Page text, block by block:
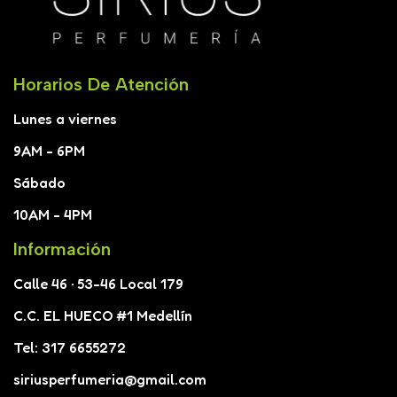
Horarios De Atención
Lunes a viernes
9AM - 6PM
Sábado
10AM - 4PM
Información
Calle 46 · 53-46 Local 179
C.C. EL HUECO #1 Medellín
Tel: 317 6655272
siriusperfumeria@gmail.com